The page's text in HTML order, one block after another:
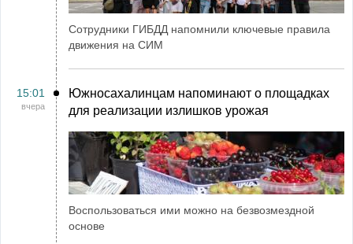
Сотрудники ГИБДД напомнили ключевые правила
движения на СИМ
15:01
вчера
Южносахалинцам напоминают о площадках
для реализации излишков урожая
Воспользоваться ими можно на безвозмездной
основе